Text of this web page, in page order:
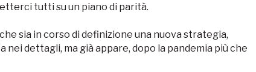
tutti su un piano di parità.
sia in corso di definizione una nuova strategia,
dettagli, ma già appare, dopo la pandemia più che